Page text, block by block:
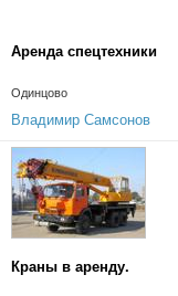
Аренда спецтехники
Одинцово
Владимир Самсонов
Краны в аренду.